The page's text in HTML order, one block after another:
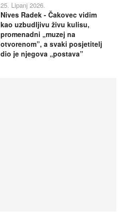
25. Lipanj 2026.
Nives Radek - Čakovec vidim
kao uzbudljivu živu kulisu,
promenadni „muzej na
otvorenom”, a svaki posjetitelj
dio je njegova „postava”